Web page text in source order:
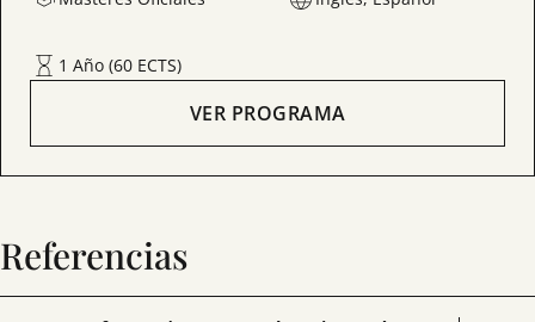
1 Año (60 ECTS)
VER PROGRAMA
Referencias